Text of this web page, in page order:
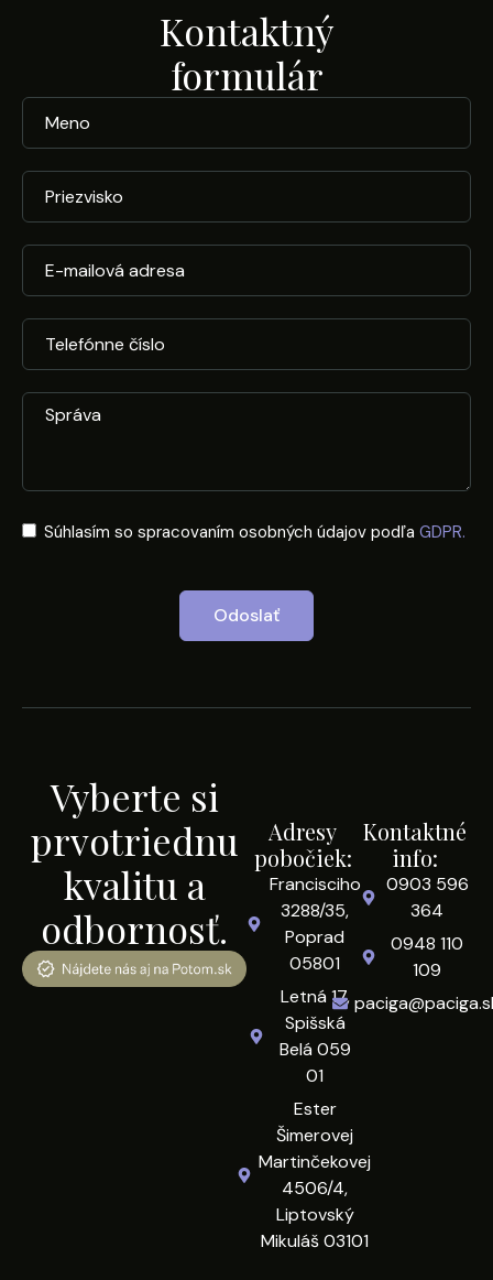
Kontaktný
formulár
Súhlasím so spracovaním osobných údajov podľa GDPR.
Odoslať
Vyberte si
prvotriednu
kvalitu a
odbornosť.
Adresy
pobočiek:
Francisciho
3288/35,
Poprad
05801
Letná 17,
Spišská
Belá 059
01
Ester
Šimerovej
Martinčekovej
4506/4,
Liptovský
Mikuláš 03101
Kontaktné
info:
0903 596
364
0948 110
109